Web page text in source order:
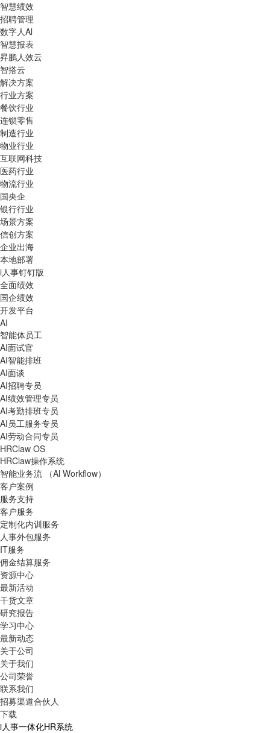
智慧绩效
招聘管理
数字人Al
智慧报表
昇鹏人效云
智搭云
解决方案
行业方案
餐饮行业
连锁零售
制造行业
物业行业
互联网科技
医药行业
物流行业
国央企
银行行业
场景方案
信创方案
企业出海
本地部署
i人事钉钉版
全面绩效
国企绩效
开发平台
AI
智能体员工
AI面试官
AI智能排班
AI面谈
AI招聘专员
AI绩效管理专员
AI考勤排班专员
AI员工服务专员
AI劳动合同专员
HRClaw OS
HRClaw操作系统
智能业务流 （Al Workflow）
客户案例
服务支持
客户服务
定制化内训服务
人事外包服务
IT服务
佣金结算服务
资源中心
最新活动
干货文章
研究报告
学习中心
最新动态
关于公司
关于我们
公司荣誉
联系我们
招募渠道合伙人
下载
i人事一体化HR系统